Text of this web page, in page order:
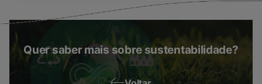
Quer saber mais sobre sustentabilidade?